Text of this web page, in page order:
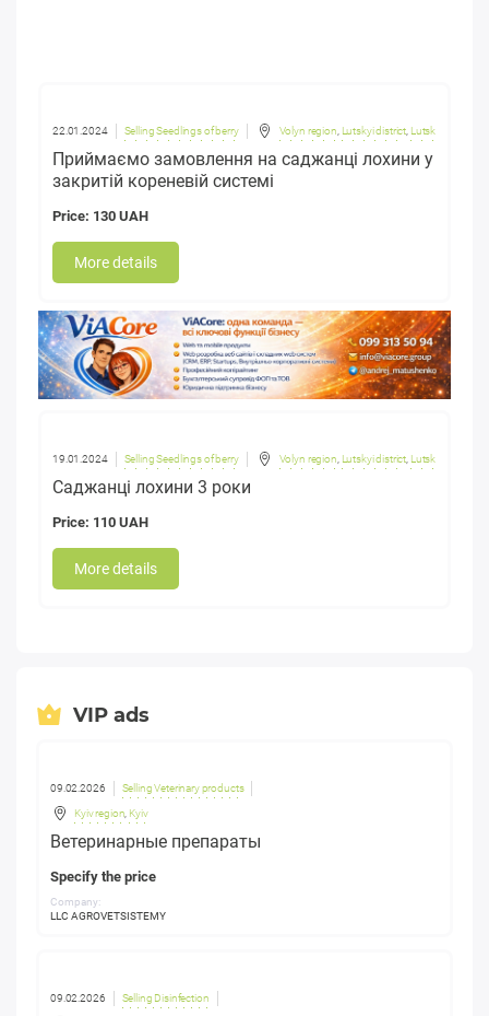
22.01.2024 Selling Seedlings of berry Volyn region Lutskyi district Lutsk
Приймаємо замовлення на саджанці лохини у
закритій кореневій системі
Price: 130 UAH
More details
19.01.2024 Selling Seedlings of berry Volyn region, Lutskyi district, Lutsk
Саджанці лохини 3 роки
Price: 110 UAH
More details
VIP ads
09.02.2026 Selling Veterinary products
Kyiv region, Kyiv
Ветеринарные препараты
Specify the price
Company:
LLC AGROVETSISTEMY
09.02.2026 Selling Disinfection